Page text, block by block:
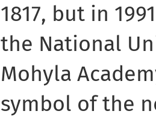
1817, but in
the National
Mohyla
symbol of the